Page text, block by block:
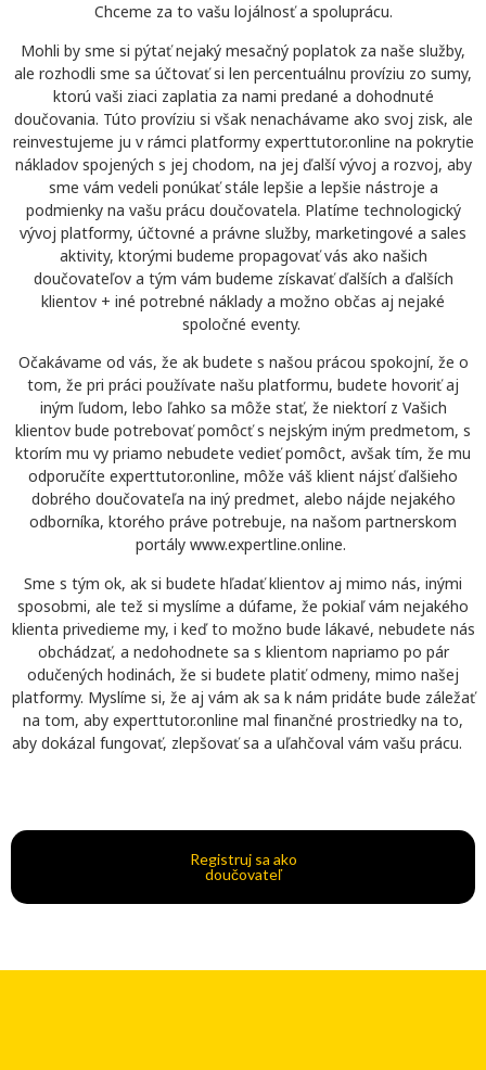
Chceme za to vašu lojálnosť a spoluprácu.
Mohli by sme si pýtať nejaký mesačný poplatok za naše služby,
ale rozhodli sme sa účtovať si len percentuálnu províziu zo sumy,
ktorú vaši ziaci zaplatia za nami predané a dohodnuté
doučovania. Túto províziu si však nenachávame ako svoj zisk, ale
reinvestujeme ju v rámci platformy experttutor.online na pokrytie
nákladov spojených s jej chodom, na jej ďalší vývoj a rozvoj, aby
sme vám vedeli ponúkať stále lepšie a lepšie nástroje a
podmienky na vašu prácu doučovatela. Platíme technologický
vývoj platformy, účtovné a právne služby, marketingové a sales
aktivity, ktorými budeme propagovať vás ako našich
doučovateľov a tým vám budeme získavať ďalších a ďalších
klientov + iné potrebné náklady a možno občas aj nejaké
spoločné eventy.
Očakávame od vás, že ak budete s našou prácou spokojní, že o
tom, že pri práci používate našu platformu, budete hovoriť aj
iným ľudom, lebo ľahko sa môže stať, že niektorí z Vašich
klientov bude potrebovať pomôcť s nejským iným predmetom, s
ktorím mu vy priamo nebudete vedieť pomôct, avšak tím, že mu
odporučíte experttutor.online, môže váš klient nájsť ďalšieho
dobrého doučovateľa na iný predmet, alebo nájde nejakého
odborníka, ktorého práve potrebuje, na našom partnerskom
portály www.expertline.online.
Sme s tým ok, ak si budete hľadať klientov aj mimo nás, inými
sposobmi, ale tež si myslíme a dúfame, že pokiaľ vám nejakého
klienta privedieme my, i keď to možno bude lákavé, nebudete nás
obchádzať, a nedohodnete sa s klientom napriamo po pár
odučených hodinách, že si budete platiť odmeny, mimo našej
platformy. Myslíme si, že aj vám ak sa k nám pridáte bude záležať
na tom, aby experttutor.online mal finančné prostriedky na to,
aby dokázal fungovať, zlepšovať sa a uľahčoval vám vašu prácu.
Registruj sa ako
doučovateľ